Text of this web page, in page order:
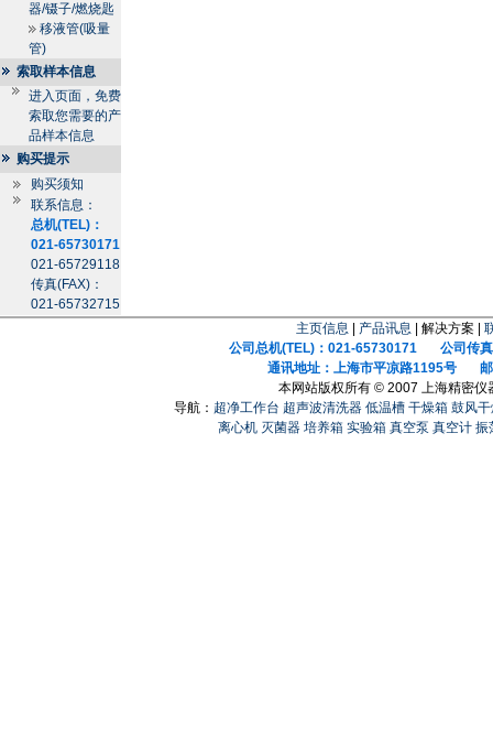
器/镊子/燃烧匙
移液管(吸量
管)
索取样本信息
进入页面，免费
索取您需要的产
品样本信息
购买提示
购买须知
联系信息：
总机(TEL)：
021-65730171
021-65729118
传真(FAX)：
021-65732715
主页信息 产品讯息 | 解决方案 |
公司总机(TEL)：021-65730171 公司传真
通讯地址：上海市平凉路1195号 邮
本网站版权所有 © 2007 上海精密仪
导航： 超净工作台 超声波清洗器 低温槽 干燥箱 鼓风
离心机 灭菌器 培养箱 实验箱 真空泵 真空计 振